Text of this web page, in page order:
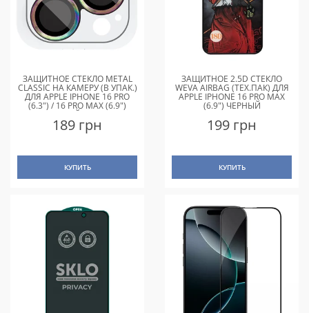
ЗАЩИТНОЕ СТЕКЛО METAL
CLASSIC НА КАМЕРУ (В УПАК.)
ДЛЯ APPLE IPHONE 16 PRO
(6.3") / 16 PRO MAX (6.9")
СИРЕНЕВЫЙ / RAINBOW
189 грн
КУПИТЬ
ЗАЩИТНОЕ 2.5D СТЕКЛО
WEVA AIRBAG (ТЕХ.ПАК) ДЛЯ
APPLE IPHONE 16 PRO MAX
(6.9") ЧЕРНЫЙ
199 грн
КУПИТЬ